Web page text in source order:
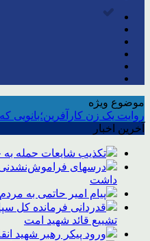
موضوع ویژه
روایت یک زن کارآفرین؛بانویی
آخرین اخبار
تکذیب شایعات حمله به
درسهای فراموش‌نشدنی
داشت
پیام امیر حاتمی به
قدردانی فرمانده کل
تشییع قائد شهید امت
ورود پیکر رهبر شهید